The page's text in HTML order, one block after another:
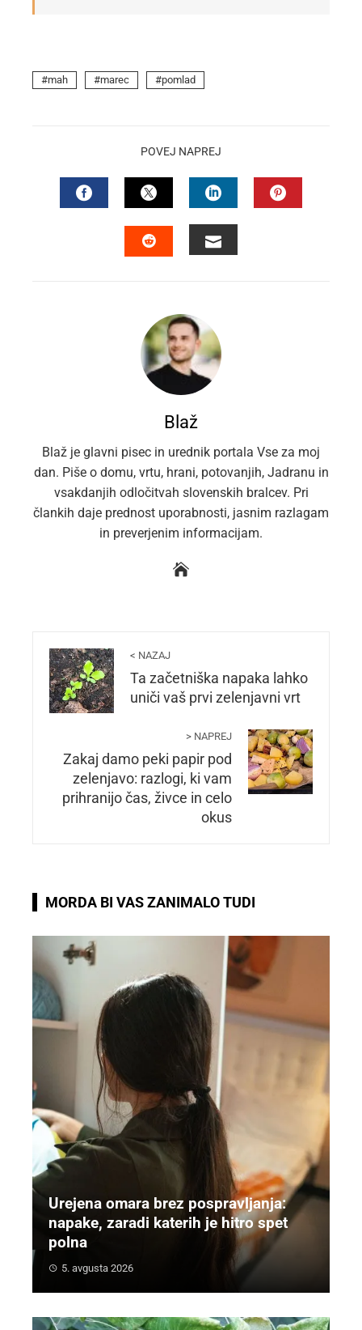
mah marec pomlad
POVEJ NAPREJ
FACEBOOKTWITTERLINKEDIN
Blaž
Blaž je glavni pisec in urednik portala Vse za moj
dan. Piše o domu, vrtu, hrani, potovanjih, Jadranu in
vsakdanjih odločitvah slovenskih bralcev. Pri
člankih daje prednost uporabnosti, jasnim razlagam
in preverjenim informacijam.
< NAZAJ
Ta začetniška napaka lahko
uniči vaš prvi zelenjavni vrt
> NAPREJ
Zakaj damo peki papir pod
zelenjavo: razlogi, ki vam
prihranijo čas, živce in celo
okus
MORDA BI VAS ZANIMALO TUDI
Urejena omara brez pospravljanja:
napake, zaradi katerih je hitro spet
polna
5. avgusta 2026